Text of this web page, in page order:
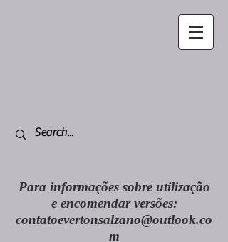
Para informações sobre utilização
e encomendar versões:
contatoevertonsalzano@outlook.co
m